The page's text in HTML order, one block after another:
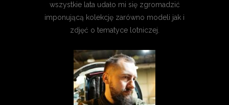
wszystkie lata udało mi się zgromadzić
imponującą kolekcję zarówno modeli jak i
zdjęć o tematyce lotniczej.